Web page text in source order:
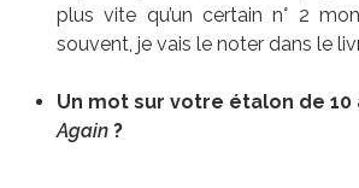
plus vite qu’un certain n° 2
souvent, je vais le noter dans le
Un mot sur votre étalon de 10
Again ?